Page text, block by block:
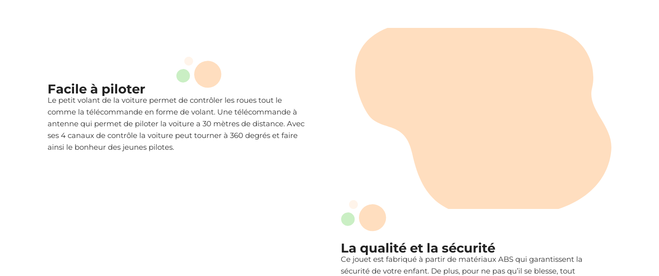
Facile à piloter
Le petit volant de la voiture permet de contrôler les roues tout le
comme la télécommande en forme de volant. Une télécommande à
antenne qui permet de piloter la voiture a 30 mètres de distance. Avec
ses 4 canaux de contrôle la voiture peut tourner à 360 degrés et faire
ainsi le bonheur des jeunes pilotes.
La qualité et la sécurité
Ce jouet est fabriqué à partir de matériaux ABS qui garantissent la
sécurité de votre enfant. De plus, pour ne pas qu’il se blesse, tout